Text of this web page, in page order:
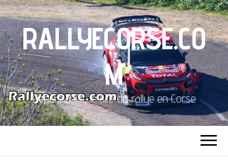
RALLYECORSE.CO
M
Depuis 2001, le site du rallye en Corse